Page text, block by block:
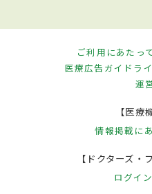
ご利用にあたっ
医療広告ガイドラ
運
【医療
情報掲載に
【ドクターズ・
ログイン